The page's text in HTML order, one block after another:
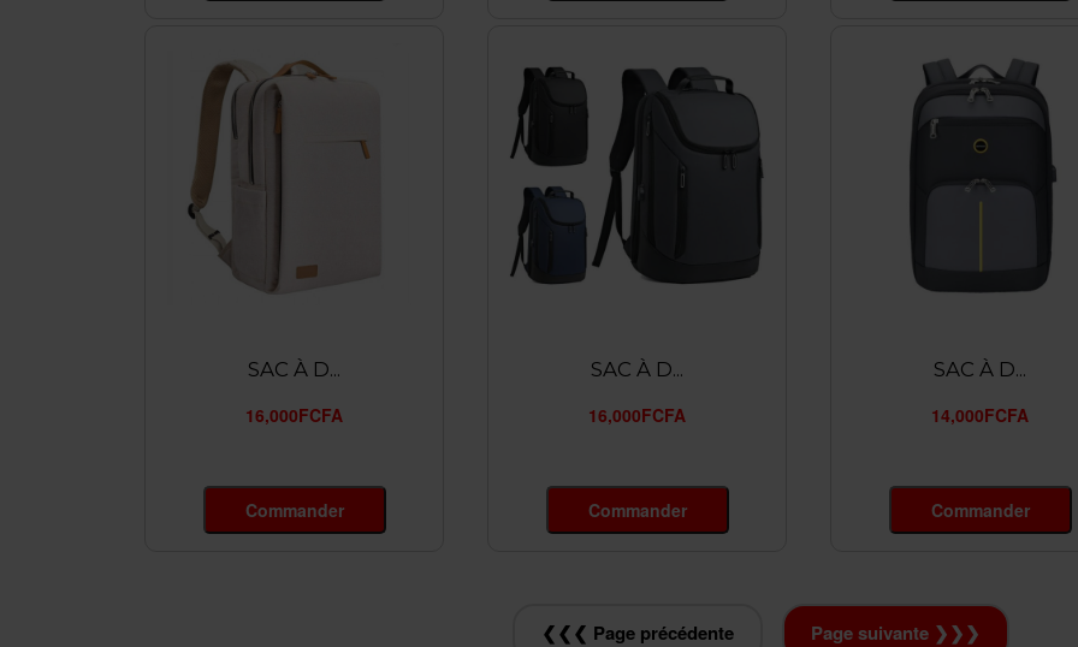
SAC À D...
16,000FCFA
Commander
SAC À D...
16,000FCFA
Commander
SAC À D...
14,000FCFA
Commander
❮❮❮ Page précédente Page suivante ❯❯❯